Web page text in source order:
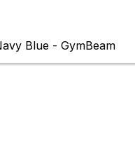
Blue - GymBeam